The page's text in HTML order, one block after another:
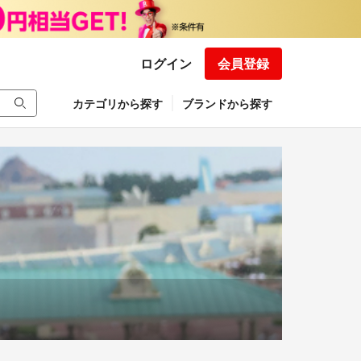
ログイン 会員登録
カテゴリから探す ブランドから探す